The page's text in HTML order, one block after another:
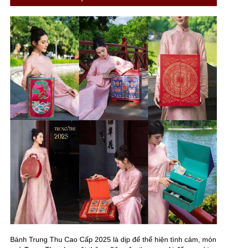
Bánh Trung Thu Cao Cấp 2025 là dịp để thể hiện tình cảm, món